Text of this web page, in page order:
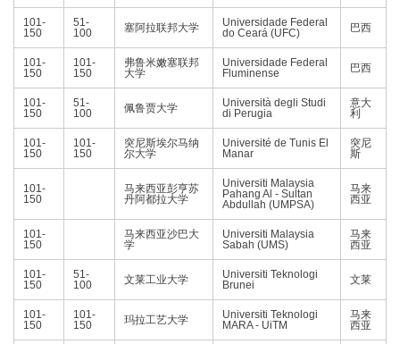
101-
150
51-
100
塞阿拉联邦大学
Universidade Federal
do Ceará (UFC)
巴西
101-
150
101-
150
弗鲁米嫩塞联邦
大学
Universidade Federal
Fluminense
巴西
101-
150
51-
100
佩鲁贾大学
Università degli Studi
di Perugia
意大
利
101-
150
101-
150
突尼斯埃尔马纳
尔大学
Université de Tunis El
Manar
突尼
斯
101-
150
马来西亚彭亨苏
丹阿都拉大学
Universiti Malaysia
Pahang Al - Sultan
Abdullah (UMPSA)
马来
西亚
101-
150
马来西亚沙巴大
学
Universiti Malaysia
Sabah (UMS)
马来
西亚
101-
150
51-
100
文莱工业大学
Universiti Teknologi
Brunei
文莱
101-
150
101-
150
玛拉工艺大学
Universiti Teknologi
MARA - UiTM
马来
西亚